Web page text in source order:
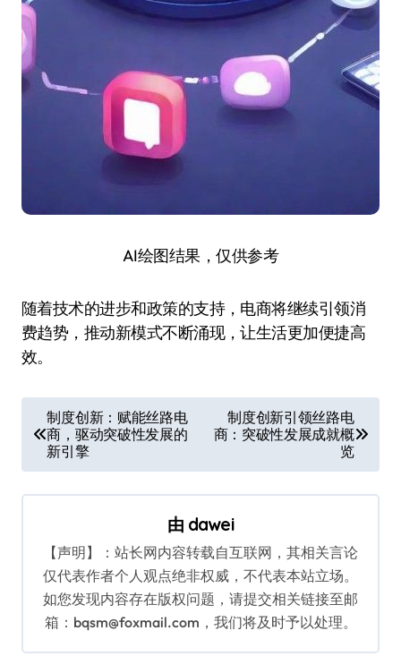
AI绘图结果，仅供参考
随着技术的进步和政策的支持，电商将继续引领消
费趋势，推动新模式不断涌现，让生活更加便捷高
效。
章
导
航
制度创新：赋能丝路电
商，驱动突破性发展的
新引擎
制度创新引领丝路电
商：突破性发展成就概
览
由 dawei
【声明】：站长网内容转载自互联网，其相关言论
仅代表作者个人观点绝非权威，不代表本站立场。
如您发现内容存在版权问题，请提交相关链接至邮
箱：bqsm@foxmail.com，我们将及时予以处理。